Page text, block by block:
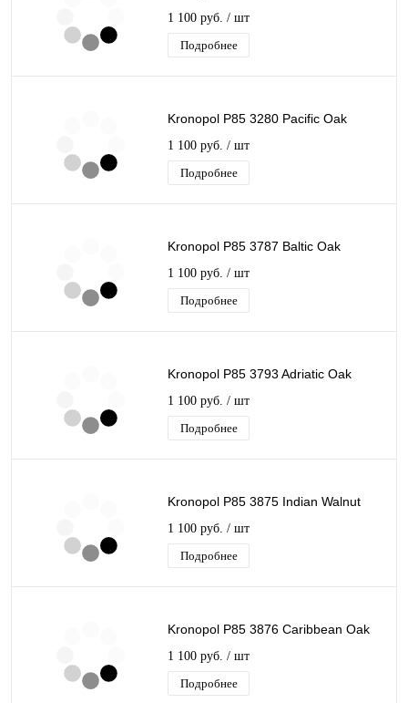
1 100 руб. / шт
Подробнее
Kronopol P85 3280 Pacific Oak
1 100 руб. / шт
Подробнее
Kronopol P85 3787 Baltic Oak
1 100 руб. / шт
Подробнее
Kronopol P85 3793 Adriatic Oak
1 100 руб. / шт
Подробнее
Kronopol P85 3875 Indian Walnut
1 100 руб. / шт
Подробнее
Kronopol P85 3876 Caribbean Oak
1 100 руб. / шт
Подробнее